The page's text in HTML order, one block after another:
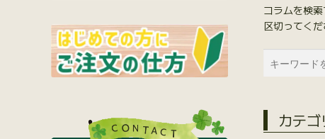
コラムを検
区切ってくだ
カテ